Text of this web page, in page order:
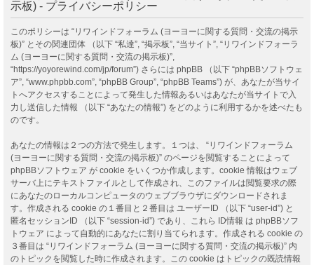
示板) - プライバシーポリシー
このポリシーは “リワインドフォーラム (ヨーヨーに関する質問・交流の掲示
板)” とその関連団体 （以下 “私達”, “掲示板”, “当サイト”, “リワインドフォーラ
ム (ヨーヨーに関する質問・交流の掲示板)”,
“https://yoyorewind.com/jp/forum”) さらには phpBB （以下 “phpBBソフトウェ
ア”, “www.phpbb.com”, “phpBB Group”, “phpBB Teams”) が、あなたが当サイ
トへアクセスすることによって発生した情報あるいはあなたが当サイトで入
力し送信した情報 （以下 “あなたの情報”) をどのように利用するかを述べたも
のです。
あなたの情報は２つの方法で発生します。１つは、 “リワインドフォーラム
(ヨーヨーに関する質問・交流の掲示板)” のページを閲覧することによって
phpBBソフトウェア が cookie をいくつか作成します。cookie 情報はウェブ
サーバ上にテキストファイルとして作成され、このファイルは閲覧要求の際
にあなたのローカルコンピュータのウェブブラウザにダウンロードされま
す。作成される cookie の１番目と２番目は ユーザーID （以下 “user-id”) と
匿名セッションID （以下 “session-id”) であり、これら ID情報 は phpBBソフ
トウェア によって自動的にあなたに割り当てられます。作成される cookie の
３番目は “リワインドフォーラム (ヨーヨーに関する質問・交流の掲示板)” 内
のトピックを閲覧した時に作成されます。この cookie はトピックの既読情報